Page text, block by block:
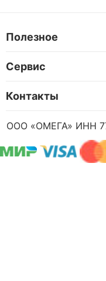
Полезное
Сервис
Контакты
ООО «ОМЕГА» ИНН